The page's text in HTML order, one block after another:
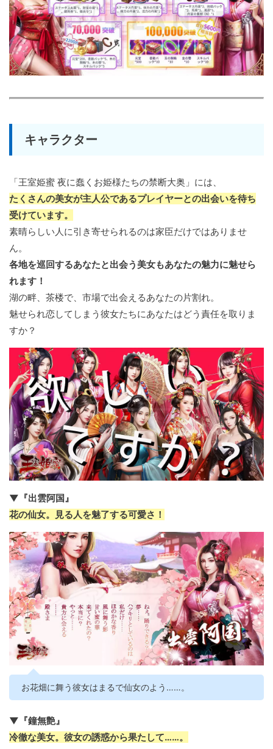
キャラクター
「王室姫蜜 夜に蠢くお姫様たちの禁断大奥」には、
たくさんの美女が主人公であるプレイヤーとの出会いを待ち
受けています。
素晴らしい人に引き寄せられるのは家臣だけではありませ
ん。
各地を巡回するあなたと出会う美女もあなたの魅力に魅せら
れます！
湖の畔、茶楼で、市場で出会えるあなたの片割れ。
魅せられ恋してしまう彼女たちにあなたはどう責任を取りま
すか？
▼『出雲阿国』
花の仙女。見る人を魅了する可愛さ！
お花畑に舞う彼女はまるで仙女のよう……。
▼『鐘無艶』
冷徹な美女。彼女の誘惑から果たして……。